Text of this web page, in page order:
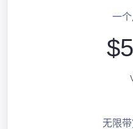
一个
无限